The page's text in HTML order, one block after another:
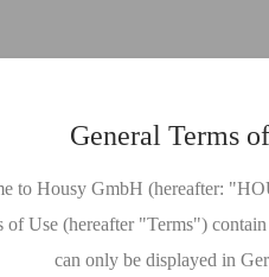
General Terms
to Housy GmbH (hereafter:
of Use (hereafter "Terms")
can only be displayed in